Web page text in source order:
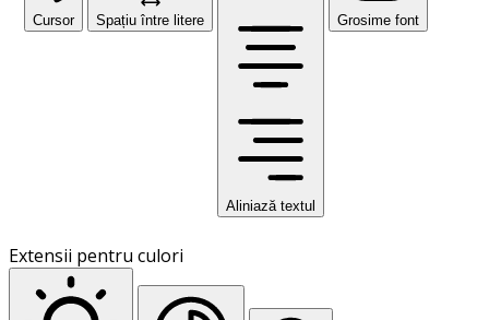
Cursor Spațiu între litere
Aliniază textul
Grosime font
Extensii pentru culori